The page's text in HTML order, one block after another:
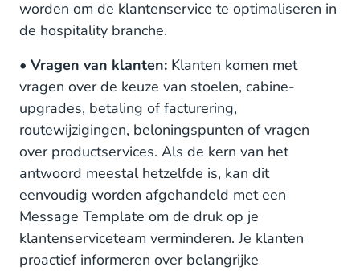
worden om de klantenservice te optimaliseren in
de hospitality branche.
• Vragen van klanten: Klanten komen met
vragen over de keuze van stoelen, cabine-
upgrades, betaling of facturering,
routewijzigingen, beloningspunten of vragen
over productservices. Als de kern van het
antwoord meestal hetzelfde is, kan dit
eenvoudig worden afgehandeld met een
Message Template om de druk op je
klantenserviceteam verminderen. Je klanten
proactief informeren over belangrijke